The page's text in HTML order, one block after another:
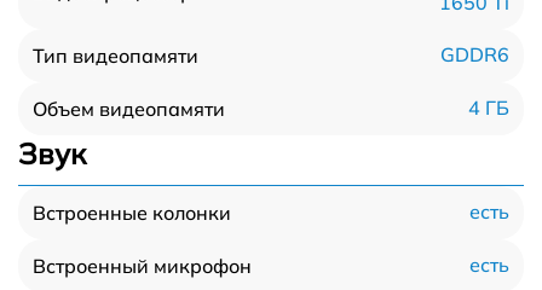
Тип видеопамяти GDDR6
Объем видеопамяти 4 ГБ
Звук
Встроенные колонки есть
Встроенный микрофон есть